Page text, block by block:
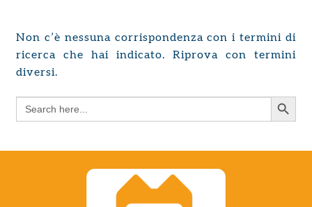
PRODOTTI
Espandi
il
child
PROGETTAZIONE EUROPEA
menu
child
Search
Non c’è nessuna corrispondenza con i termini di
ricerca che hai indicato. Riprova con termini
diversi.
Search
for:
Search Button